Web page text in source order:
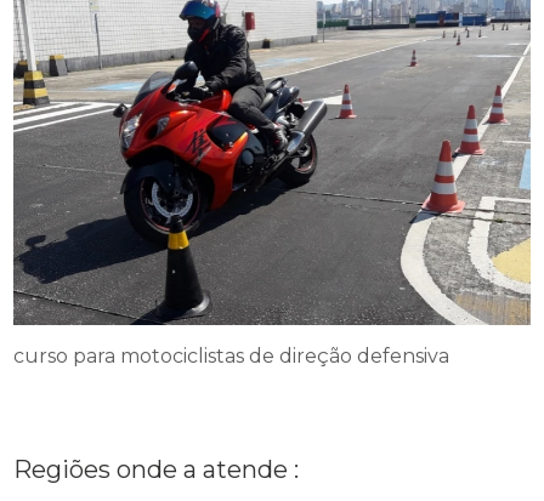
curso para motociclistas de direção defensiva
Regiões onde a atende :